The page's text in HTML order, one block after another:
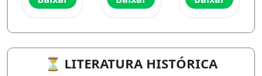
⏳ LITERATURA HISTÓRICA